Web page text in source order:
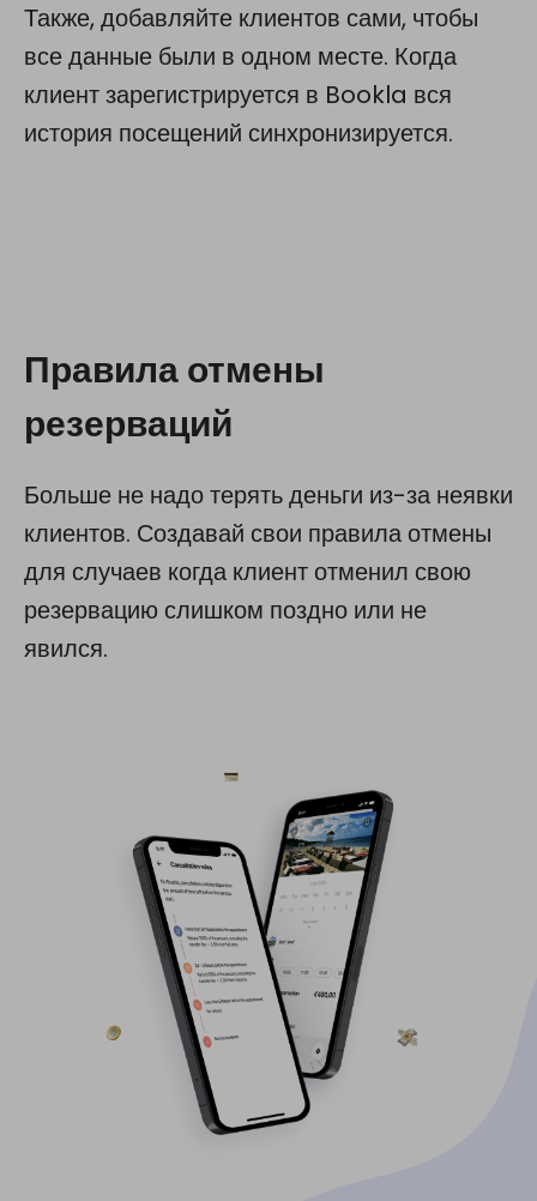
Также, добавляйте клиентов сами, чтобы
все данные были в одном месте. Когда
клиент зарегистрируется в Bookla вся
история посещений синхронизируется.
Правила отмены
резерваций
Больше не надо терять деньги из-за неявки
клиентов. Создавай свои правила отмены
для случаев когда клиент отменил свою
резервацию слишком поздно или не
явился.